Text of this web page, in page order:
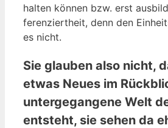
hal­ten kön­nen bzw. erst
fe­ren­ziert­heit, denn den
es nicht.
Sie glauben also nicht,
etwas Neues im
untergegangene Welt
entsteht, sie sehen da